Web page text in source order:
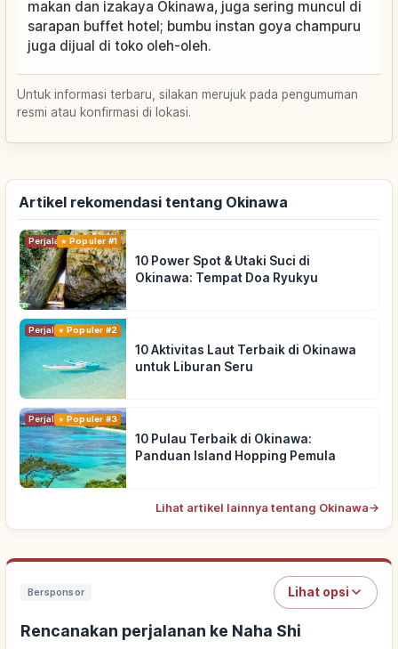
makan dan izakaya Okinawa, juga sering muncul di
sarapan buffet hotel; bumbu instan goya champuru
juga dijual di toko oleh-oleh.
Untuk informasi terbaru, silakan merujuk pada pengumuman
resmi atau konfirmasi di lokasi.
Artikel rekomendasi tentang Okinawa
PerjalananPopuler #1
10 Power Spot & Utaki Suci di
Okinawa: Tempat Doa Ryukyu
PerjalananPopuler #2
10 Aktivitas Laut Terbaik di Okinawa
untuk Liburan Seru
PerjalananPopuler #3
10 Pulau Terbaik di Okinawa:
Panduan Island Hopping Pemula
Lihat artikel lainnya tentang Okinawa→
Bersponsor Lihat opsi
Rencanakan perjalanan ke Naha Shi